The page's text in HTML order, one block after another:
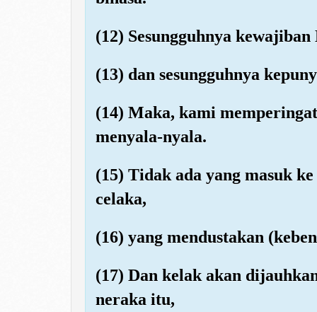
(12) Sesungguhnya
(13) dan sesungguhnya
(14) Maka, kami
menyala-nyala.
(15) Tidak ada yang masuk
celaka,
(16) yang mendustakan
(17) Dan kelak akan
neraka itu,